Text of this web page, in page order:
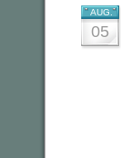
AUG.
05